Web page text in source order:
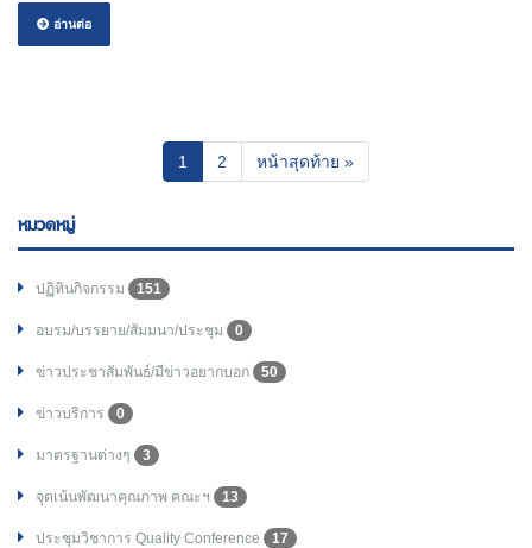
อ่านต่อ
1 (current)
2 หน้าสุดท้าย »
หมวดหมู่
ปฏิทินกิจกรรม 151
อบรม/บรรยาย/สัมมนา/ประชุม 0
ข่าวประชาสัมพันธ์/มีข่าวอยากบอก 50
ข่าวบริการ 0
มาตรฐานต่างๆ 3
จุดเน้นพัฒนาคุณภาพ คณะฯ 13
ประชุมวิชาการ Quality Conference 17